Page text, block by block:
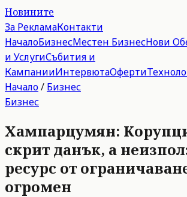
Новините
За РекламаКонтакти
НачалоБизнесМестен БизнесНови
и УслугиСъбития и
КампанииИнтервютаОферти
Начало/ Бизнес
Бизнес
Хампарцумян:
скрит данък, а
ресурс от
огромен